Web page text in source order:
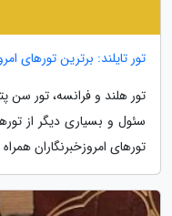
تور تایلند: برترین تورهای
تور هلند و فرانسه، تور سن
سئول و بسیاری دیگر از
تورهای امروزخبرنگاران